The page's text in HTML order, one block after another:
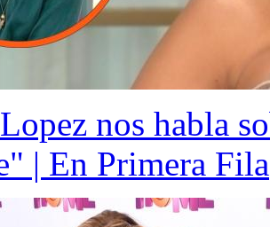
nos habla
| En Primera Fila